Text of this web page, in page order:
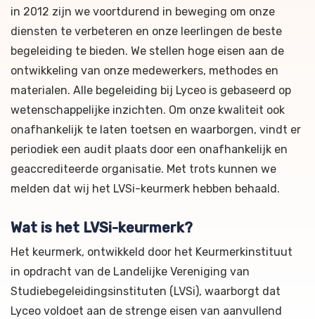
in 2012 zijn we voortdurend in beweging om onze
diensten te verbeteren en onze leerlingen de beste
begeleiding te bieden. We stellen hoge eisen aan de
ontwikkeling van onze medewerkers, methodes en
materialen. Alle begeleiding bij Lyceo is gebaseerd op
wetenschappelijke inzichten. Om onze kwaliteit ook
onafhankelijk te laten toetsen en waarborgen, vindt er
periodiek een audit plaats door een onafhankelijk en
geaccrediteerde organisatie. Met trots kunnen we
melden dat wij het LVSi-keurmerk hebben behaald.
Wat is het LVSi-keurmerk?
Het keurmerk, ontwikkeld door het Keurmerkinstituut
in opdracht van de Landelijke Vereniging van
Studiebegeleidingsinstituten (LVSi), waarborgt dat
Lyceo voldoet aan de strenge eisen van aanvullend